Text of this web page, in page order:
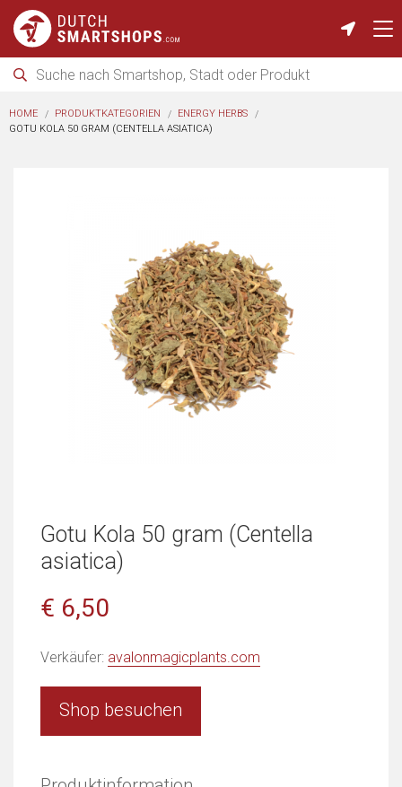
HOME PRODUKTKATEGORIEN
ENERGY HERBS
GOTU KOLA 50 GRAM (CENTELLA ASIATICA)
Gotu Kola 50 gram (Centella
asiatica)
€ 6,50
Verkäufer: avalonmagicplants.com
Shop besuchen